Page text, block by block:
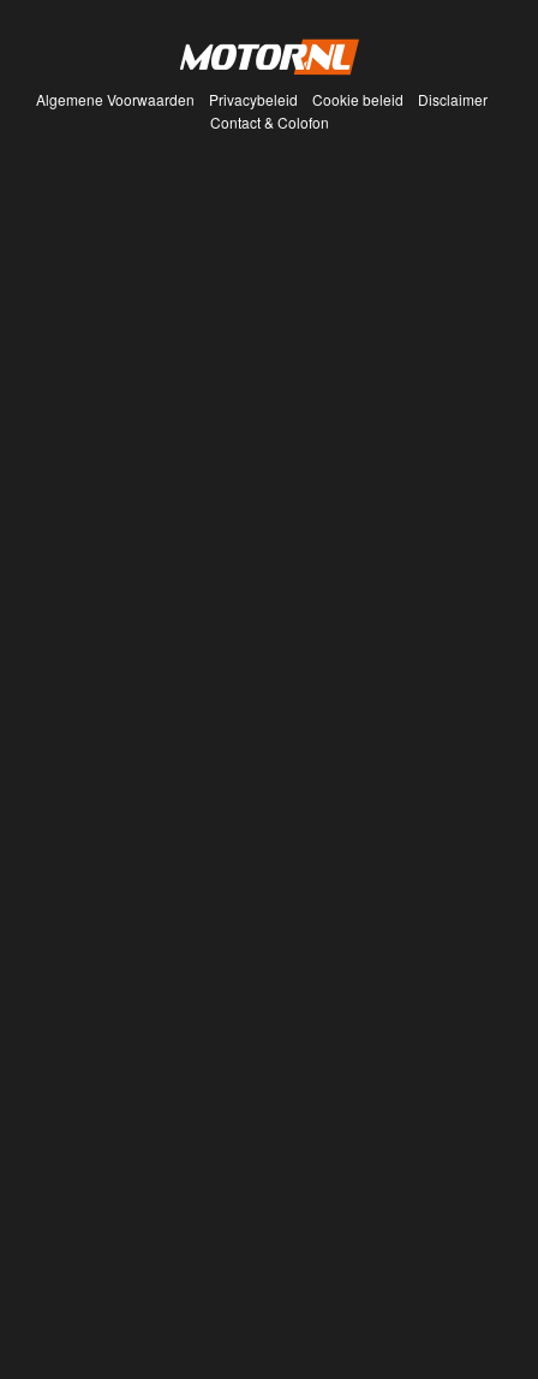
Algemene Voorwaarden Privacybeleid Cookie beleid
Disclaimer
Contact & Colofon